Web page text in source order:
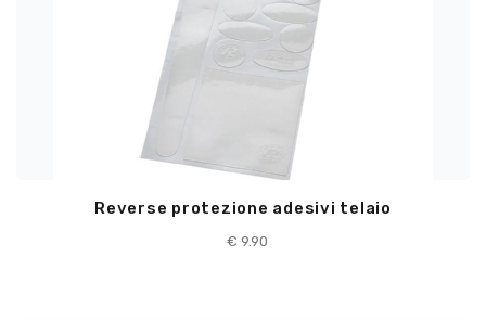
Reverse protezione adesivi telaio
€ 9.90